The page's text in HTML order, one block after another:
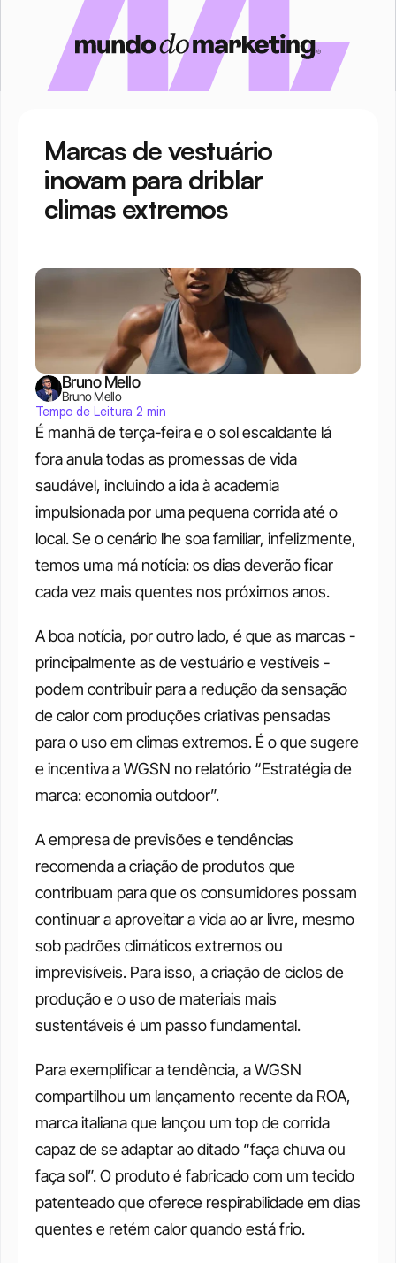
Marcas de vestuário
inovam para driblar
climas extremos
É manhã de terça-feira e o sol escaldante lá
fora anula todas as promessas de vida
saudável, incluindo a ida à academia
impulsionada por uma pequena corrida até o
local. Se o cenário lhe soa familiar, infelizmente,
temos uma má notícia: os dias deverão ficar
cada vez mais quentes nos próximos anos.
A boa notícia, por outro lado, é que as marcas -
principalmente as de vestuário e vestíveis -
podem contribuir para a redução da sensação
de calor com produções criativas pensadas
para o uso em climas extremos. É o que sugere
e incentiva a WGSN no relatório “Estratégia de
marca: economia outdoor”.
A empresa de previsões e tendências
recomenda a criação de produtos que
contribuam para que os consumidores possam
continuar a aproveitar a vida ao ar livre, mesmo
sob padrões climáticos extremos ou
imprevisíveis. Para isso, a criação de ciclos de
produção e o uso de materiais mais
sustentáveis é um passo fundamental.
Para exemplificar a tendência, a WGSN
compartilhou um lançamento recente da ROA,
marca italiana que lançou um top de corrida
capaz de se adaptar ao ditado “faça chuva ou
faça sol”. O produto é fabricado com um tecido
patenteado que oferece respirabilidade em dias
quentes e retém calor quando está frio.
Bruno Mello
Bruno Mello
Tempo de Leitura 2 min